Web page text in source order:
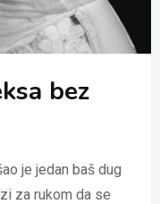
bez
je jedan baš dug
za rukom da se